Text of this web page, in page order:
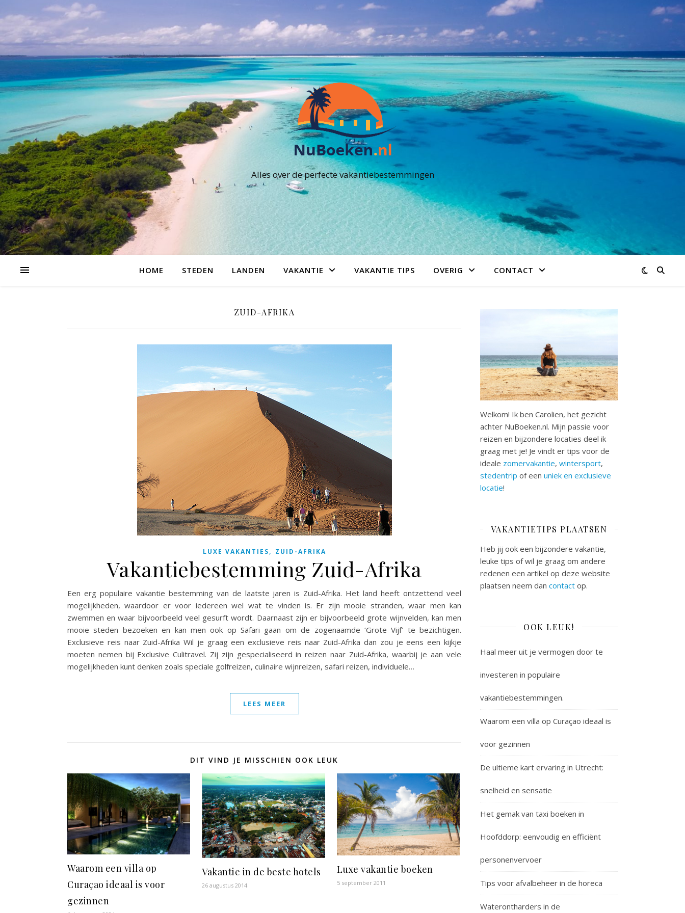
Alles over de perfecte vakantiebestemmingen
HOME STEDEN LANDEN VAKANTIE VAKANTIE TIPS OVERIG CONTACT
ZUID-AFRIKA
LUXE VAKANTIES, ZUID-AFRIKA
Vakantiebestemming Zuid-Afrika
Een erg populaire vakantie bestemming van de laatste jaren is Zuid-Afrika. Het land heeft ontzettend veel
mogelijkheden, waardoor er voor iedereen wel wat te vinden is. Er zijn mooie stranden, waar men kan
zwemmen en waar bijvoorbeeld veel gesurft wordt. Daarnaast zijn er bijvoorbeeld grote wijnvelden, kan men
mooie steden bezoeken en kan men ook op Safari gaan om de zogenaamde ‘Grote Vijf’ te bezichtigen.
Exclusieve reis naar Zuid-Afrika Wil je graag een exclusieve reis naar Zuid-Afrika dan zou je eens een kijkje
moeten nemen bij Exclusive Culitravel. Zij zijn gespecialiseerd in reizen naar Zuid-Afrika, waarbij je aan vele
mogelijkheden kunt denken zoals speciale golfreizen, culinaire wijnreizen, safari reizen, individuele…
LEES MEER
DIT VIND JE MISSCHIEN OOK LEUK
Waarom een villa op
Curaçao ideaal is voor
gezinnen
Vakantie in de beste hotels
26 augustus 2014
Luxe vakantie boeken
5 september 2011
Welkom! Ik ben Carolien, het gezicht
achter NuBoeken.nl. Mijn passie voor
reizen en bijzondere locaties deel ik
graag met je! Je vindt er tips voor de
ideale zomervakantie, wintersport,
stedentrip of een uniek en exclusieve
locatie!
VAKANTIETIPS PLAATSEN
Heb jij ook een bijzondere vakantie,
leuke tips of wil je graag om andere
redenen een artikel op deze website
plaatsen neem dan contact op.
OOK LEUK!
Haal meer uit je vermogen door te
investeren in populaire
vakantiebestemmingen.
Waarom een villa op Curaçao ideaal is
voor gezinnen
De ultieme kart ervaring in Utrecht:
snelheid en sensatie
Het gemak van taxi boeken in
Hoofddorp: eenvoudig en efficiënt
personenvervoer
Tips voor afvalbeheer in de horeca
Waterontharders in de